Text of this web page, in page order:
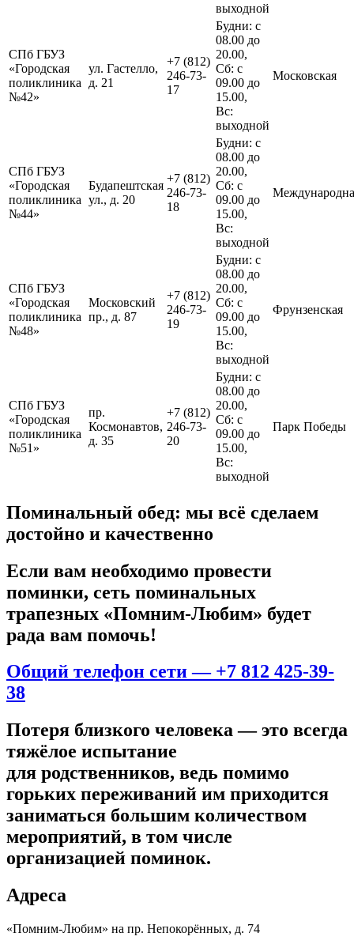
выходной
СПб ГБУЗ
«Городская
поликлиника
№42»
ул. Гастелло,
д. 21
+7 (812)
246-73-
17
Будни: с
08.00 до
20.00,
Сб: с
09.00 до
15.00,
Вс:
выходной
Московская
СПб ГБУЗ
«Городская
поликлиника
№44»
Будапештская
ул., д. 20
+7 (812)
246-73-
18
Будни: с
08.00 до
20.00,
Сб: с
09.00 до
15.00,
Вс:
выходной
СПб ГБУЗ
«Городская
поликлиника
№48»
Московский
пр., д. 87
+7 (812)
246-73-
19
Будни: с
08.00 до
20.00,
Сб: с
09.00 до
15.00,
Вс:
выходной
Фрунзенская
СПб ГБУЗ
«Городская
поликлиника
№51»
пр.
Космонавтов,
д. 35
+7 (812)
246-73-
20
Будни: с
08.00 до
20.00,
Сб: с
09.00 до
15.00,
Вс:
выходной
Парк Победы
Поминальный обед: мы всё сделаем
достойно и качественно
Если вам необходимо провести
поминки, сеть поминальных
трапезных «Помним-Любим» будет
рада вам помочь!​
Общий телефон сети — +7 812 425-39-
38
Потеря близкого человека — это всегда
тяжёлое испытание
для родственников, ведь помимо
горьких переживаний им приходится
заниматься большим количеством
мероприятий, в том числе
организацией поминок.
Адреса
«Помним-Любим» на пр. Непокорённых, д. 74